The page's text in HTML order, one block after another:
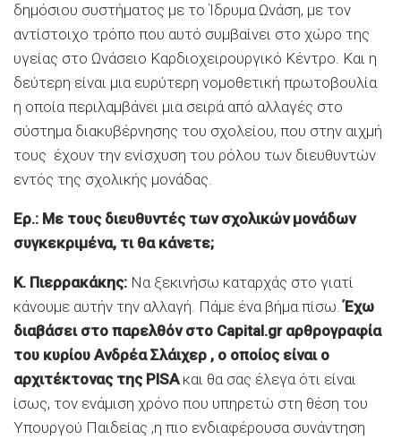
δημόσιου συστήματος με το Ίδρυμα Ωνάση, με τον
αντίστοιχο τρόπο που αυτό συμβαίνει στο χώρο της
υγείας στο Ωνάσειο Καρδιοχειρουργικό Κέντρο. Και η
δεύτερη είναι μια ευρύτερη νομοθετική πρωτοβουλία
η οποία περιλαμβάνει μια σειρά από αλλαγές στο
σύστημα διακυβέρνησης του σχολείου, που στην αιχμή
τους έχουν την ενίσχυση του ρόλου των διευθυντών
εντός της σχολικής μονάδας.
Ερ.: Με τους διευθυντές των σχολικών μονάδων
συγκεκριμένα, τι θα κάνετε;
Κ. Πιερρακάκης: Να ξεκινήσω καταρχάς στο γιατί
κάνουμε αυτήν την αλλαγή. Πάμε ένα βήμα πίσω.Έχω
διαβάσει στο παρελθόν στο Capital.gr αρθρογραφία
του κυρίου Ανδρέα Σλάιχερ , ο οποίος είναι ο
αρχιτέκτονας της PISAκαι θα σας έλεγα ότι είναι
ίσως, τον ενάμιση χρόνο που υπηρετώ στη θέση του
Υπουργού Παιδείας ,η πιο ενδιαφέρουσα συνάντηση